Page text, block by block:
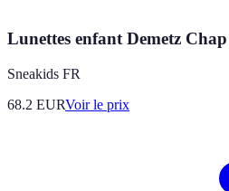
Lunettes enfant Demetz Chap
Sneakids FR
68.2 EURVoir le prix